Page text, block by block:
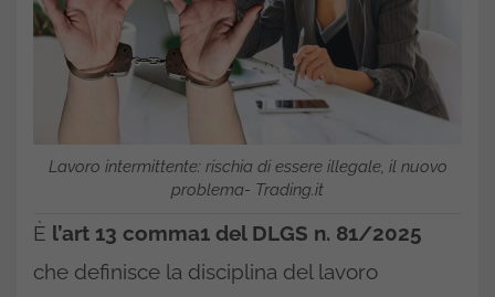
Lavoro intermittente: rischia di essere illegale, il nuovo
problema- Trading.it
È l’art 13 comma1 del DLGS n. 81/2025
che definisce la disciplina del lavoro